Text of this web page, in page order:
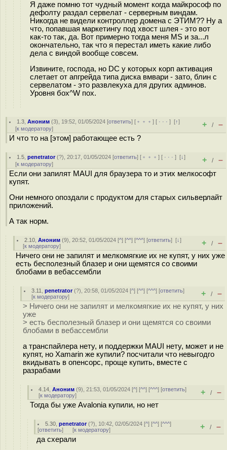
Я даже помню тот чудный момент когда майкрософ по
дефолту раздал сервелат - серверным виндам.
Никогда не видели контроллер домена с ЭТИМ?? Ну а
что, попавшая маркетингу под хвост шлея - это вот
как-то так, да. Вот примерно тогда меня MS и за...л
окончательно, так что я перестал иметь какие либо
дела с виндой вообще совсем.
Извините, господа, но DC у которых корп активация
слетает от апгрейда типа диска вмвари - зато, блин с
сервелатом - это развлекуха для других админов.
Уровня бох^W пох.
1.3 ,Аноним (3), 19:52, 01/05/2024 [ответить] [ ﹢﹢﹢] [ · · ·][↑]
[к модератору] + / –
И что то на [этом] работающее есть ?
1.5 ,penetrator(?), 20:17, 01/05/2024 [ответить] [ ﹢﹢﹢] [ · · ·][↓]
[к модератору] + / –
Если они запилят MAUI для браузера то и этих мелкософт
купят.
Они немного опоздали с продуктом для старых сильверлайт
приложений.
А так норм.
2.10 ,Аноним (9), 20:52, 01/05/2024 [^] [^^] [^^^] [ответить][↓]
[к модератору] + / –
Ничего они не запилят и мелкомягкие их не купят, у них уже
есть бесполезный блазер и они щемятся со своими
блобами в вебассембли
3.11 ,penetrator(?), 20:58, 01/05/2024 [^] [^^] [^^^] [ответить]
[к модератору] + / –
> Ничего они не запилят и мелкомягкие их не купят, у них
уже
> есть бесполезный блазер и они щемятся со своими
блобами в вебассембли
а транспайлера нету, и поддержки MAUI нету, может и не
купят, но Xamarin же купили? посчитали что невыгодго
вкидывать в опенсорс, проще купить, вместе с
разрабами
4.14 ,Аноним (9), 21:53, 01/05/2024 [^] [^^] [^^^] [ответить]
[к модератору] + / –
Тогда бы уже Avalonia купили, но нет
5.30 ,penetrator(?), 10:42, 02/05/2024 [^] [^^] [^^^]
[ответить] [к модератору] + / –
да схерали